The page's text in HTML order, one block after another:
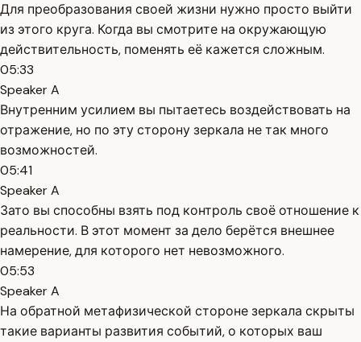
Для преобразования своей жизни нужно просто выйти
из этого круга. Когда вы смотрите на окружающую
действительность, поменять её кажется сложным.
05:33
Speaker A
Внутренним усилием вы пытаетесь воздействовать на
отражение, но по эту сторону зеркала не так много
возможностей.
05:41
Speaker A
Зато вы способны взять под контроль своё отношение к
реальности. В этот момент за дело берётся внешнее
намерение, для которого нет невозможного.
05:53
Speaker A
На обратной метафизической стороне зеркала скрыты
такие варианты развития событий, о которых ваш